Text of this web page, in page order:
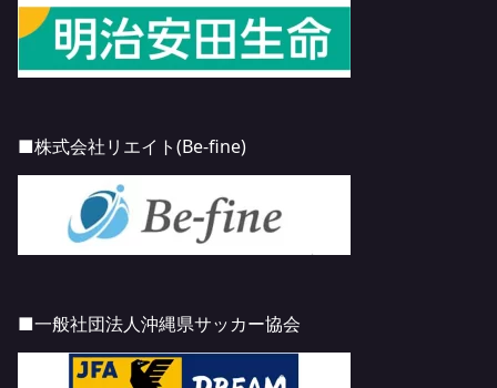
■株式会社リエイト(Be-fine)
■一般社団法人沖縄県サッカー協会